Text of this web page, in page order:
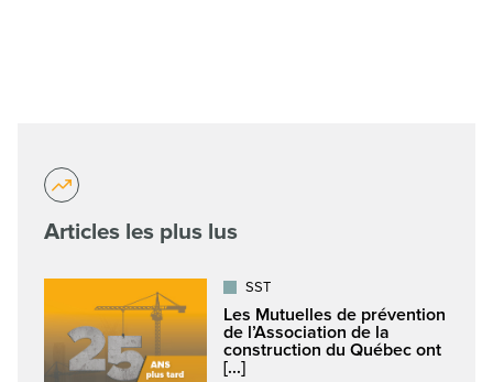
Articles les plus lus
SST
Les Mutuelles de prévention
de l’Association de la
construction du Québec ont
[...]